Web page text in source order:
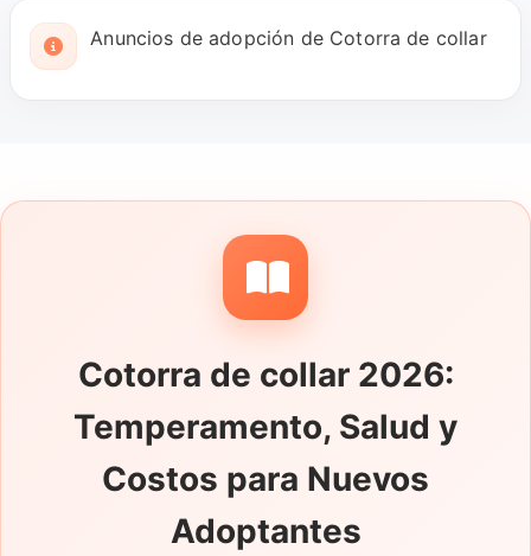
Anuncios de adopción de Cotorra de collar
Cotorra de collar 2026:
Temperamento, Salud y
Costos para Nuevos
Adoptantes